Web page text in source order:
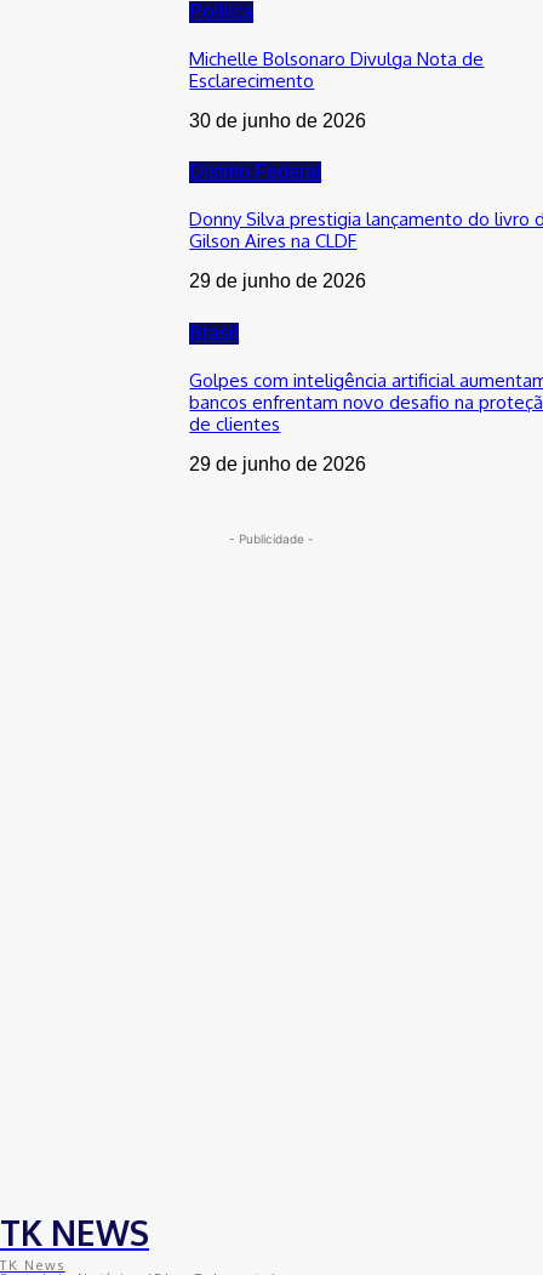
Política
Michelle Bolsonaro Divulga Nota de
Esclarecimento
30 de junho de 2026
Distrito Federal
Donny Silva prestigia lançamento do livro
Gilson Aires na CLDF
29 de junho de 2026
Brasil
Golpes com inteligência artificial
bancos enfrentam novo desafio na
de clientes
29 de junho de 2026
- Publicidade -
TK NEWS
TK News